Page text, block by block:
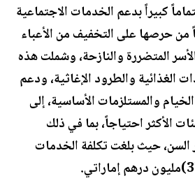
كبيراً بدعم الخدمات الاجتماعية
من حرصها على التخفيف من الأعباء
المتضررة والنازحة، وشملت هذه
الغذائية والطرود الإغاثية، ودعم
والمستلزمات الأساسية، إلى
الأكثر احتياجاً، بما في ذلك
السن، حيث بلغت تكلفة الخدمات